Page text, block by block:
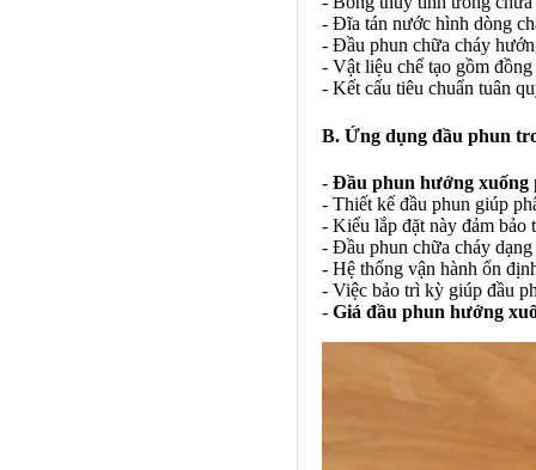
- Đĩa tán nước hình dòng
- Đầu phun chữa cháy
- Vật liệu chế tạo gồm
- Kết cấu tiêu chuẩn tuân
B. Ứng dụng đầu phun
- Đầu phun hướng xuống
- Thiết kế đầu phun giúp
- Kiểu lắp đặt này đảm bảo
- Đầu phun chữa cháy
- Hệ thống vận hành ổn
- Việc bảo trì kỳ giúp đầu
- Giá đầu phun hướng